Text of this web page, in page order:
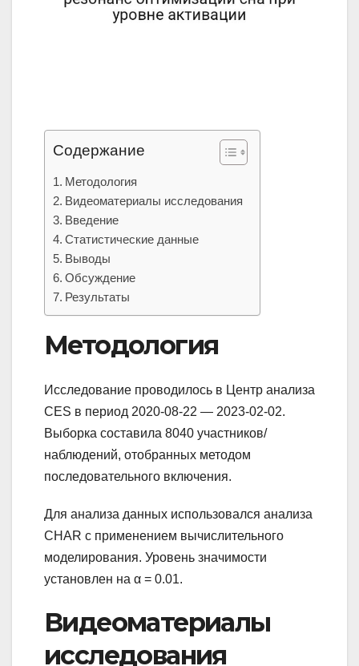
Содержание
Методология
Видеоматериалы исследования
Введение
Статистические данные
Выводы
Обсуждение
Результаты
Методология
Исследование проводилось в Центр анализа
CES в период 2020-08-22 — 2023-02-02.
Выборка составила 8040 участников/
наблюдений, отобранных методом
последовательного включения.
Для анализа данных использовался анализа
CHAR с применением вычислительного
моделирования. Уровень значимости
установлен на α = 0.01.
Видеоматериалы
исследования